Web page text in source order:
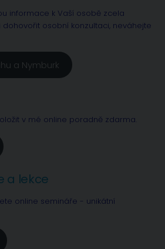
informace k Vaší osobě zcela
dohovořit osobní konzultaci, neváhejte
a Nymburk
v mé online poradně zdarma.
a lekce
online semináře - unikátní